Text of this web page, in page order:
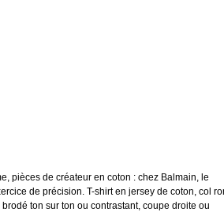
pièces de créateur en coton : chez Balmain, le
de précision. T-shirt en jersey de coton, col
ton sur ton ou contrastant, coupe droite ou